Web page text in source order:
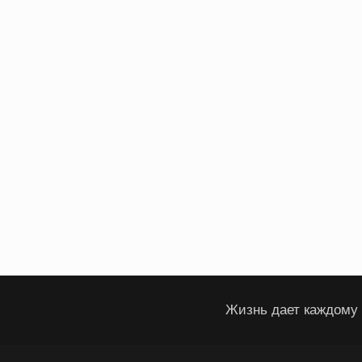
Жизнь дает